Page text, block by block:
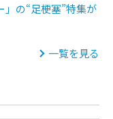
の“足梗塞”特集が
一覧を見る